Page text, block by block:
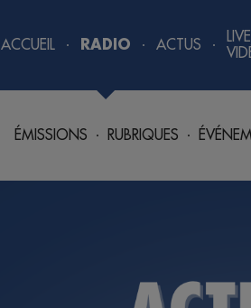
ACCUEIL RADIO
ÉMISSIONS RUBRIQUES
ACTUS
LIVE